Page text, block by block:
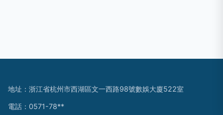
地址：浙江省杭州市西湖區文一西路98號數娛大廈522室
電話：0571-78**